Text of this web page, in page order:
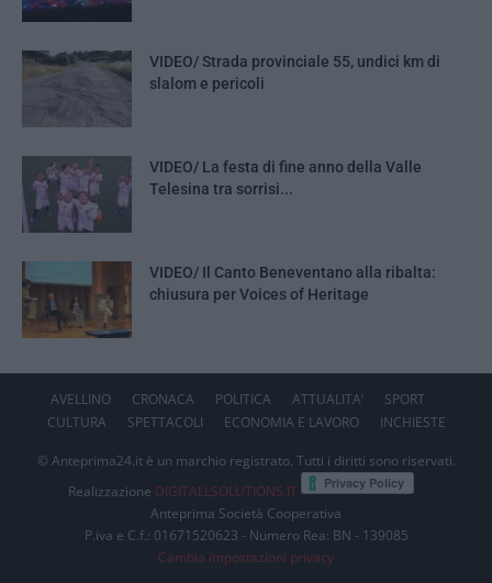
VIDEO/ Strada provinciale 55, undici km di
slalom e pericoli
VIDEO/ La festa di fine anno della Valle
Telesina tra sorrisi...
VIDEO/ Il Canto Beneventano alla ribalta:
chiusura per Voices of Heritage
AVELLINO CRONACA POLITICA ATTUALITA’
SPORT
CULTURA
SPETTACOLI ECONOMIA E LAVORO INCHIESTE
© Anteprima24.it è un marchio registrato. Tutti i diritti sono riservati.
Realizzazione DIGITALLSOLUTIONS.IT
Anteprima Società Cooperativa
P.iva e C.f.: 01671520623 - Numero Rea: BN - 139085
Cambia impostazioni privacy